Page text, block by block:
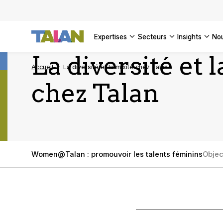
expertises secteurs insights
VOIR
VOIR
Accueil La diversité et la mixité chez Talan
La diversité et
chez Talan
Women@Talan : promouvoir les talents féminins